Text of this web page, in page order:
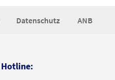
Datenschutz ANB
Hotline: